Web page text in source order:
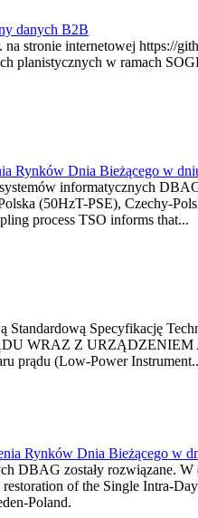
danych B2B
stronie internetowej https://
planistycznych w ramach
Rynków Dnia Bieżącego w
informatycznych
(50HzT-PSE), Czechy-
process TSO informs that...
Standardową Specyfikację
WRAZ Z
prądu (Low-Power
Rynków Dnia Bieżącego w
DBAG zostały rozwiązane.
of the Single Intra-
Poland.